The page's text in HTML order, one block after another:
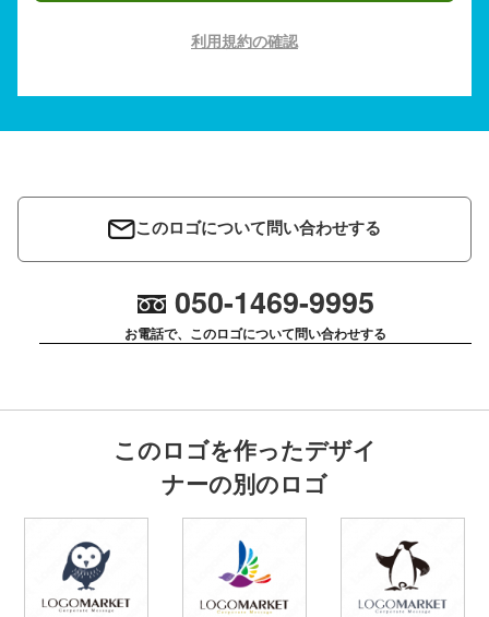
利用規約の確認
このロゴについて問い合わせする
050-1469-9995
お電話で、このロゴについて問い合わせする
このロゴを作ったデザイ
ナーの別のロゴ